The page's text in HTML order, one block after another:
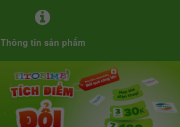
Thông tin sản phẩm